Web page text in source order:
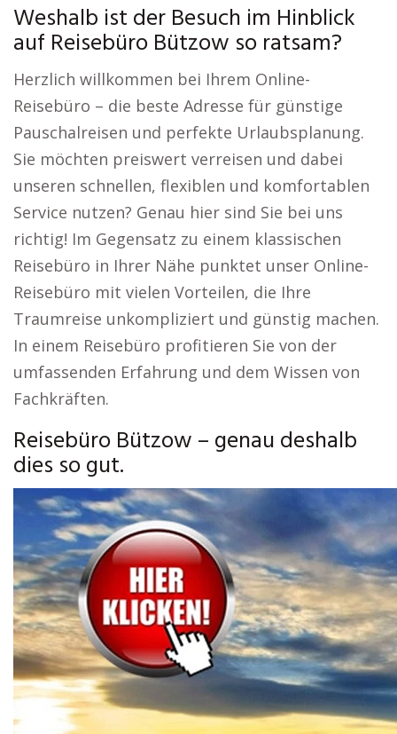
Weshalb ist der Besuch im Hinblick
auf Reisebüro Bützow so ratsam?
Herzlich willkommen bei Ihrem Online-
Reisebüro – die beste Adresse für günstige
Pauschalreisen und perfekte Urlaubsplanung.
Sie möchten preiswert verreisen und dabei
unseren schnellen, flexiblen und komfortablen
Service nutzen? Genau hier sind Sie bei uns
richtig! Im Gegensatz zu einem klassischen
Reisebüro in Ihrer Nähe punktet unser Online-
Reisebüro mit vielen Vorteilen, die Ihre
Traumreise unkompliziert und günstig machen.
In einem Reisebüro profitieren Sie von der
umfassenden Erfahrung und dem Wissen von
Fachkräften.
Reisebüro Bützow – genau deshalb
dies so gut.